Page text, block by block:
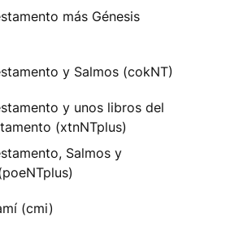
más Génesis
y Salmos (cokNT)
y unos libros del
(xtnNTplus)
Salmos y
(cmi)